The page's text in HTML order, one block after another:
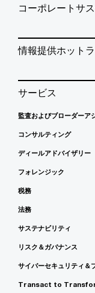
コーポレートサ
情報提供ホット
サービス
監査およびブローダーア
コンサルティング
ディールアドバイザリー
フォレンジック
税務
法務
サステナビリティ
リスク＆ガバナンス
サイバーセキュリティ＆
Transact to